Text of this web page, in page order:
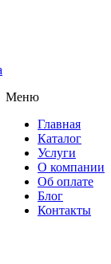
Меню
Главная
Каталог
Услуги
О компании
Об оплате
Блог
Контакты